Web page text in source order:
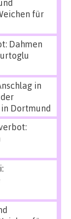
für
Dahmen
in
Dortmund